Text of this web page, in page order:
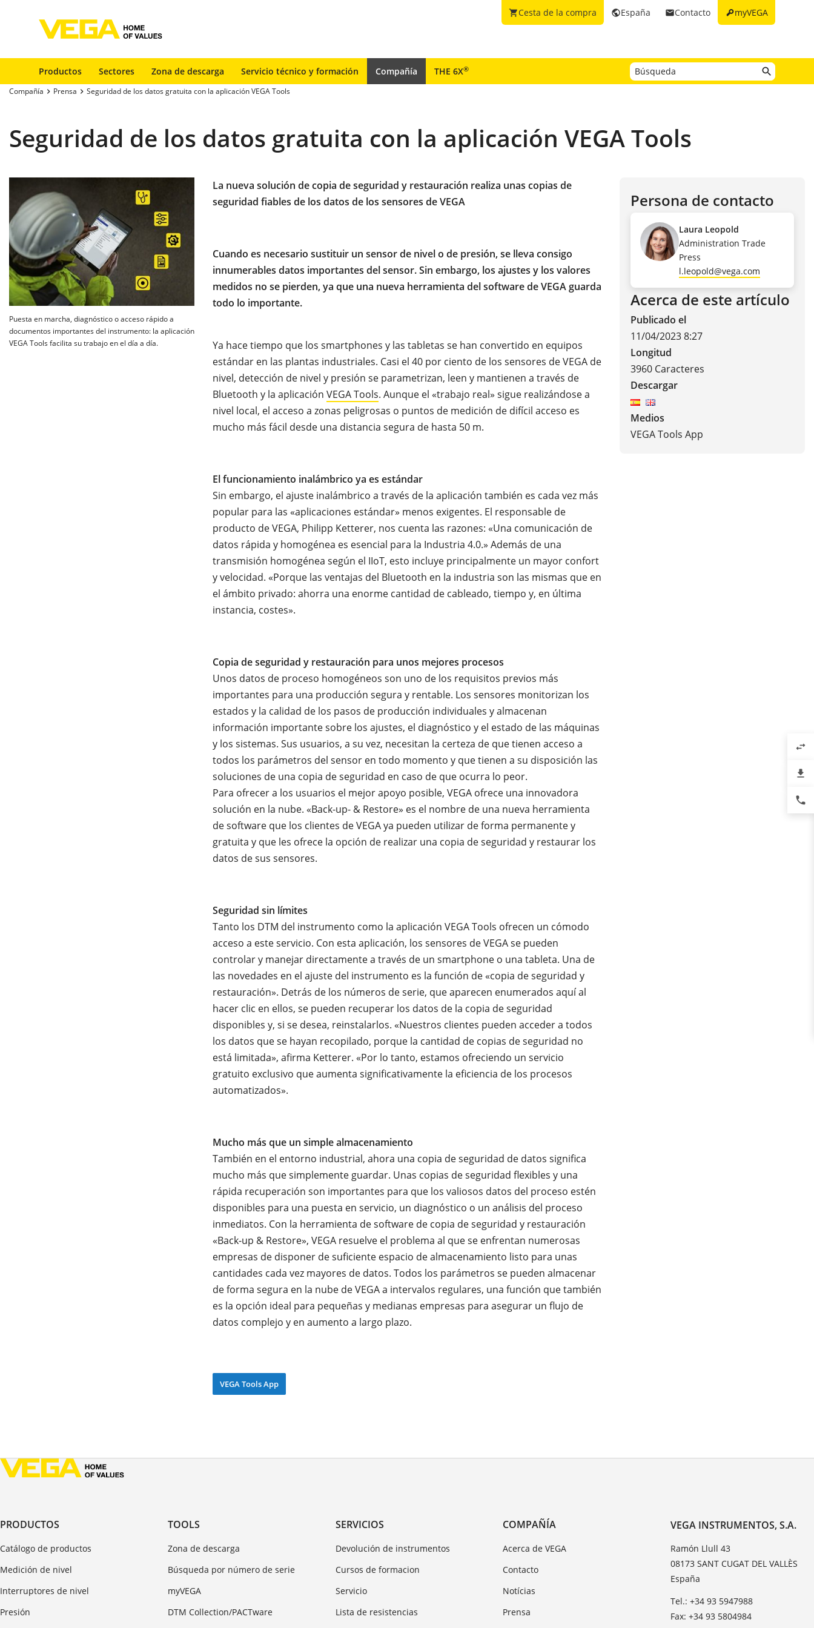
keymyVEGA
emailContacto
publicEspaña
shopping_cartCesta de la compra
Productos Sectores Zona de descarga Servicio técnico y formación Compañía THE 6X®
Compañía Prensa Seguridad de los datos gratuita con la aplicación VEGA Tools
Seguridad de los datos gratuita con la aplicación VEGA Tools
Puesta en marcha, diagnóstico o acceso rápido a
documentos importantes del instrumento: la aplicación
VEGA Tools facilita su trabajo en el día a día.
La nueva solución de copia de seguridad y restauración realiza unas copias de
seguridad fiables de los datos de los sensores de VEGA
Cuando es necesario sustituir un sensor de nivel o de presión, se lleva consigo
innumerables datos importantes del sensor. Sin embargo, los ajustes y los valores
medidos no se pierden, ya que una nueva herramienta del software de VEGA guarda
todo lo importante.
Ya hace tiempo que los smartphones y las tabletas se han convertido en equipos
estándar en las plantas industriales. Casi el 40 por ciento de los sensores de VEGA de
nivel, detección de nivel y presión se parametrizan, leen y mantienen a través de
Bluetooth y la aplicación VEGA Tools. Aunque el «trabajo real» sigue realizándose a
nivel local, el acceso a zonas peligrosas o puntos de medición de difícil acceso es
mucho más fácil desde una distancia segura de hasta 50 m.
El funcionamiento inalámbrico ya es estándar
Sin embargo, el ajuste inalámbrico a través de la aplicación también es cada vez más
popular para las «aplicaciones estándar» menos exigentes. El responsable de
producto de VEGA, Philipp Ketterer, nos cuenta las razones: «Una comunicación de
datos rápida y homogénea es esencial para la Industria 4.0.» Además de una
transmisión homogénea según el IIoT, esto incluye principalmente un mayor confort
y velocidad. «Porque las ventajas del Bluetooth en la industria son las mismas que en
el ámbito privado: ahorra una enorme cantidad de cableado, tiempo y, en última
instancia, costes».
Copia de seguridad y restauración para unos mejores procesos
Unos datos de proceso homogéneos son uno de los requisitos previos más
importantes para una producción segura y rentable. Los sensores monitorizan los
estados y la calidad de los pasos de producción individuales y almacenan
información importante sobre los ajustes, el diagnóstico y el estado de las máquinas
y los sistemas. Sus usuarios, a su vez, necesitan la certeza de que tienen acceso a
todos los parámetros del sensor en todo momento y que tienen a su disposición las
soluciones de una copia de seguridad en caso de que ocurra lo peor.
Para ofrecer a los usuarios el mejor apoyo posible, VEGA ofrece una innovadora
solución en la nube. «Back-up- & Restore» es el nombre de una nueva herramienta
de software que los clientes de VEGA ya pueden utilizar de forma permanente y
gratuita y que les ofrece la opción de realizar una copia de seguridad y restaurar los
datos de sus sensores.
Seguridad sin límites
Tanto los DTM del instrumento como la aplicación VEGA Tools ofrecen un cómodo
acceso a este servicio. Con esta aplicación, los sensores de VEGA se pueden
controlar y manejar directamente a través de un smartphone o una tableta. Una de
las novedades en el ajuste del instrumento es la función de «copia de seguridad y
restauración». Detrás de los números de serie, que aparecen enumerados aquí al
hacer clic en ellos, se pueden recuperar los datos de la copia de seguridad
disponibles y, si se desea, reinstalarlos. «Nuestros clientes pueden acceder a todos
los datos que se hayan recopilado, porque la cantidad de copias de seguridad no
está limitada», afirma Ketterer. «Por lo tanto, estamos ofreciendo un servicio
gratuito exclusivo que aumenta significativamente la eficiencia de los procesos
automatizados».
Mucho más que un simple almacenamiento
También en el entorno industrial, ahora una copia de seguridad de datos significa
mucho más que simplemente guardar. Unas copias de seguridad flexibles y una
rápida recuperación son importantes para que los valiosos datos del proceso estén
disponibles para una puesta en servicio, un diagnóstico o un análisis del proceso
inmediatos. Con la herramienta de software de copia de seguridad y restauración
«Back-up & Restore», VEGA resuelve el problema al que se enfrentan numerosas
empresas de disponer de suficiente espacio de almacenamiento listo para unas
cantidades cada vez mayores de datos. Todos los parámetros se pueden almacenar
de forma segura en la nube de VEGA a intervalos regulares, una función que también
es la opción ideal para pequeñas y medianas empresas para asegurar un flujo de
datos complejo y en aumento a largo plazo.
VEGA Tools App
Persona de contacto
Laura Leopold
Administration Trade
Press
l.leopold@vega.com
Acerca de este artículo
Publicado el
11/04/2023 8:27
Longitud
3960 Caracteres
Descargar
Medios
VEGA Tools App
PRODUCTOS
Catálogo de productos
Medición de nivel
Interruptores de nivel
Presión
TOOLS
Zona de descarga
Búsqueda por número de serie
myVEGA
DTM Collection/PACTware
SERVICIOS
Devolución de instrumentos
Cursos de formacion
Servicio
Lista de resistencias
COMPAÑÍA
Acerca de VEGA
Contacto
Notícias
Prensa
VEGA INSTRUMENTOS, S.A.
Ramón Llull 43
08173 SANT CUGAT DEL VALLÈS
España
Tel.: +34 93 5947988
Fax: +34 93 5804984
swap_horiz
file_download
phone